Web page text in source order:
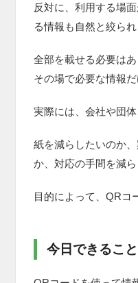
反対に、利用する場
る情報も自然と絞られ
全部を載せる必要はあ
その場で必要な情報
実際には、会社や団
紙を減らしたいのか
か、対応の手間を減ら
目的によって、QRコ
今日できること